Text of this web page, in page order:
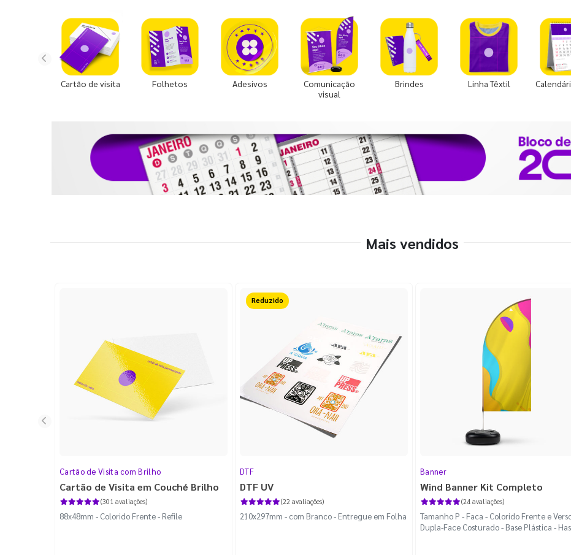
Cartão de visita Folhetos Adesivos
Comunicação
visual
Brindes Linha Têxtil
Mais vendidos
Cartão de Visita com Brilho
Cartão de Visita em Couché Brilho
(301 avaliações)
88x48mm - Colorido Frente - Refile
50%OFF
DTF
DTF UV
(22 avaliações)
210x297mm - com Branco - Entregue em Folha
Banner
Wind Banner Kit Completo
(24 avaliações)
Tamanho P - Faca - Colorido Frente e
Dupla-Face Costurado - Base Plástica -